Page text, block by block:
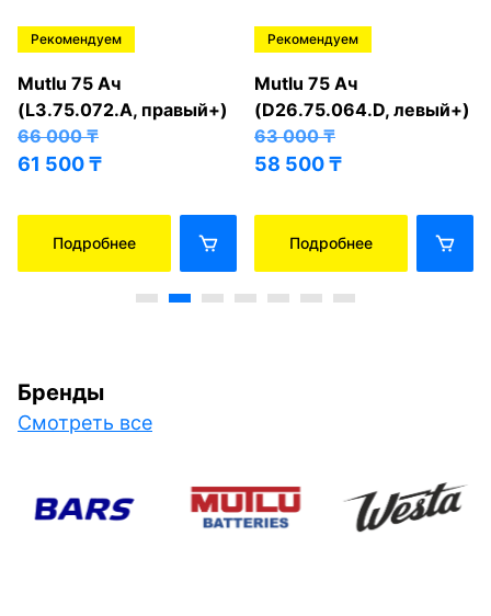
Рекомендуем
Mutlu 75 Ач
(L3.75.072.A, правый+)
66 000₸
61 500₸
Подробнее
Рекомендуем
Mutlu 75 Ач
(D26.75.064.D, левый+)
63 000₸
58 500₸
Подробнее
Бренды
Смотреть все